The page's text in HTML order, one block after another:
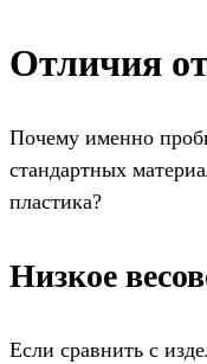
Отличия
Почему именно
стандартных
пластика?
Низкое
Если сравнить с